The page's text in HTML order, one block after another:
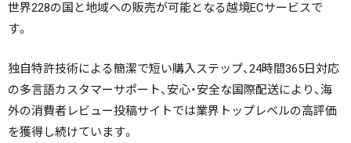
世界228の国と地域への販売が可能となる越境ECサービスで
す。
独自特許技術による簡潔で短い購入ステップ、24時間365日対応
の多言語カスタマーサポート、安心・安全な国際配送により、海
外の消費者レビュー投稿サイトでは業界トップレベルの高評価
を獲得し続けています。